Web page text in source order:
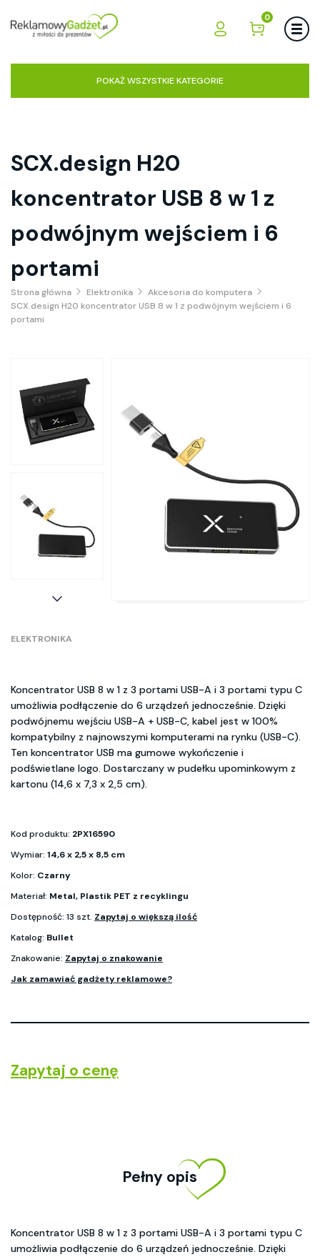
0
POKAŻ WSZYSTKIE KATEGORIE
SCX.design H20
koncentrator USB 8 w 1 z
podwójnym wejściem i 6
portami
Strona główna Elektronika
Akcesoria do komputera
SCX.design H20 koncentrator USB 8 w 1 z podwójnym wejściem i 6
portami
ELEKTRONIKA
Koncentrator USB 8 w 1 z 3 portami USB-A i 3 portami typu C
umożliwia podłączenie do 6 urządzeń jednocześnie. Dzięki
podwójnemu wejściu USB-A + USB-C, kabel jest w 100%
kompatybilny z najnowszymi komputerami na rynku (USB-C).
Ten koncentrator USB ma gumowe wykończenie i
podświetlane logo. Dostarczany w pudełku upominkowym z
kartonu (14,6 x 7,3 x 2,5 cm).
Kod produktu: 2PX16590
Wymiar: 14,6 x 2,5 x 8,5 cm
Kolor: Czarny
Materiał: Metal, Plastik PET z recyklingu
Dostępność: 13 szt. Zapytaj o większą ilość
Katalog: Bullet
Znakowanie: Zapytaj o znakowanie
Jak zamawiać gadżety reklamowe?
Zapytaj o cenę
Pełny opis
Koncentrator USB 8 w 1 z 3 portami USB-A i 3 portami typu C
umożliwia podłączenie do 6 urządzeń jednocześnie. Dzięki